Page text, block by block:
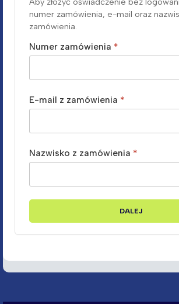
numer zamówienia, e-mail oraz
zamówienia.
Numer zamówienia *
E-mail z zamówienia *
Nazwisko z zamówienia *
DALEJ